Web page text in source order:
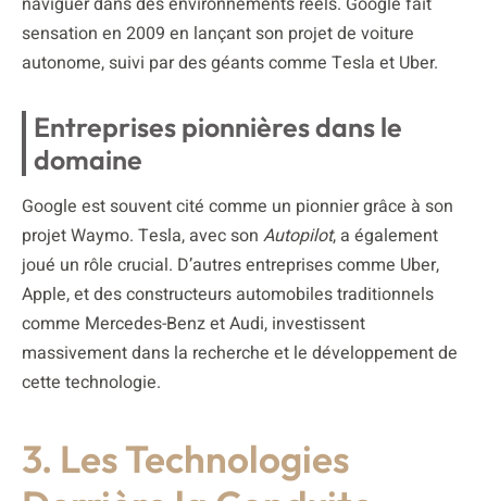
sensation en 2009 en lançant son projet de voiture
autonome, suivi par des géants comme Tesla et Uber.
Entreprises pionnières dans le
domaine
Google est souvent cité comme un pionnier grâce à son
projet Waymo. Tesla, avec son Autopilot, a également
joué un rôle crucial. D’autres entreprises comme Uber,
Apple, et des constructeurs automobiles traditionnels
comme Mercedes-Benz et Audi, investissent
massivement dans la recherche et le développement de
cette technologie.
3. Les Technologies